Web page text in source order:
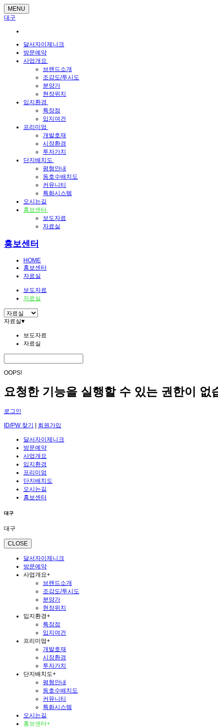
MENU
대구
달서자이제니크
방문예약
사업개요
브랜드소개
조감도/투시도
분양가
현장위치
입지환경
특장점
입지여건
프리미엄
개발호재
시장환경
투자가치
단지배치도
평형안내
동호수배치도
커뮤니티
특화시스템
오시는길
홍보센터
보도자료
자료실
홍보센터
HOME
홍보센터
자료실
보도자료
자료실
자료실▾
보도자료
자료실
OOPS!
요청한 기능을 실행할 수 있는 권한이 없
로그인
ID/PW 찾기 회원가입
달서자이제니크
방문예약
사업개요
입지환경
프리미엄
단지배치도
오시는길
홍보센터
대구
대구
CLOSE
달서자이제니크
방문예약
사업개요+
브랜드소개
조감도/투시도
분양가
현장위치
입지환경+
특장점
입지여건
프리미엄+
개발호재
시장환경
투자가치
단지배치도+
평형안내
동호수배치도
커뮤니티
특화시스템
오시는길
홍보센터+